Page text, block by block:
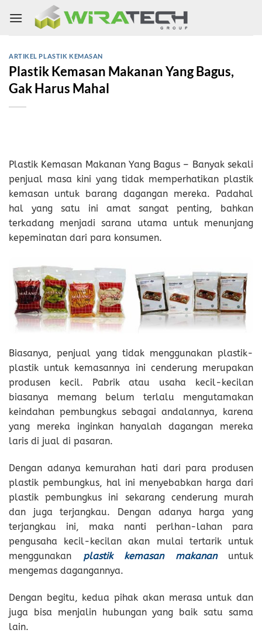
ARTIKEL PLASTIK KEMASAN
Plastik Kemasan Makanan Yang Bagus,
Gak Harus Mahal
Plastik Kemasan Makanan Yang Bagus – Banyak sekali
penjual masa kini yang tidak memperhatikan plastik
kemasan untuk barang dagangan mereka. Padahal
hal yang satu ini amat sangat penting, bahkan
terkadang menjadi sarana utama untuk menunjang
kepeminatan dari para konsumen.
Biasanya, penjual yang tidak menggunakan plastik-
plastik untuk kemasannya ini cenderung merupakan
produsen kecil. Pabrik atau usaha kecil-kecilan
biasanya memang belum terlalu mengutamakan
keindahan pembungkus sebagai andalannya, karena
yang mereka inginkan hanyalah dagangan mereka
laris di jual di pasaran.
Dengan adanya kemurahan hati dari para produsen
plastik pembungkus, hal ini menyebabkan harga dari
plastik pembungkus ini sekarang cenderung murah
dan juga terjangkau. Dengan adanya harga yang
terjangkau ini, maka nanti perlhan-lahan para
pengusaha kecil-kecilan akan mulai tertarik untuk
menggunakan plastik kemasan makananuntuk
mengemas dagangannya.
Dengan begitu, kedua pihak akan merasa untuk dan
juga bisa menjalin hubungan yang baik satu sama
lain.